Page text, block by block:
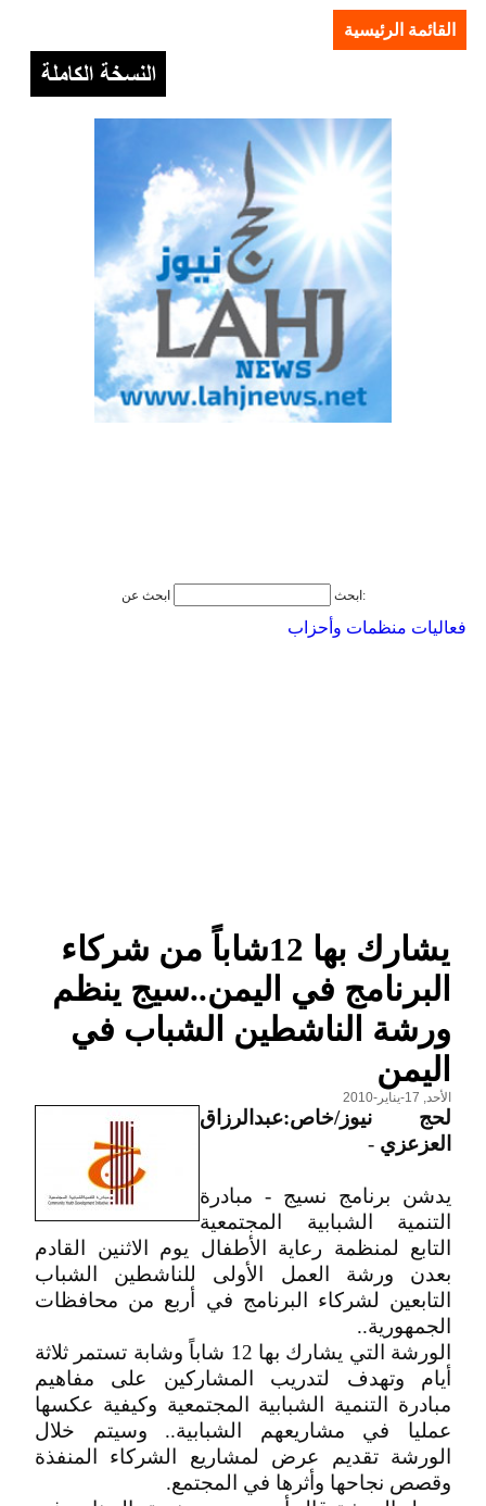
القائمة الرئيسية
ابحث ابحث عن:
فعاليات منظمات وأحزاب
يشارك بها 12شاباً من شركاء
البرنامج في اليمن..سيج ينظم
ورشة الناشطين الشباب في
اليمن
الأحد, 17-يناير-2010
لحج نيوز/خاص:عبدالرزاق
العزعزي -
يدشن برنامج نسيج - مبادرة
التنمية الشبابية المجتمعية
التابع لمنظمة رعاية الأطفال يوم الاثنين القادم
بعدن ورشة العمل الأولى للناشطين الشباب
التابعين لشركاء البرنامج في أربع من محافظات
الجمهورية..
الورشة التي يشارك بها 12 شاباً وشابة تستمر ثلاثة
أيام وتهدف لتدريب المشاركين على مفاهيم
مبادرة التنمية الشبابية المجتمعية وكيفية عكسها
عمليا في مشاريعهم الشبابية.. وسيتم خلال
الورشة تقديم عرض لمشاريع الشركاء المنفذة
وقصص نجاحها وأثرها في المجتمع.